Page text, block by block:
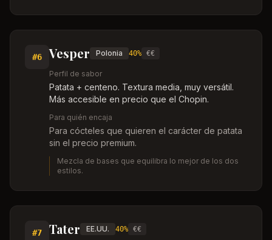
#6 Vesper Polonia 40% €€
Perfil de sabor
Patata + centeno. Textura media, muy versátil.
Más accesible en precio que el Chopin.
Para quién encaja
Para cócteles que quieren el carácter de patata
sin el precio premium.
Mezcla de bases que equilibra lo mejor de los dos
estilos.
#7 Tater EE.UU. 40% €€